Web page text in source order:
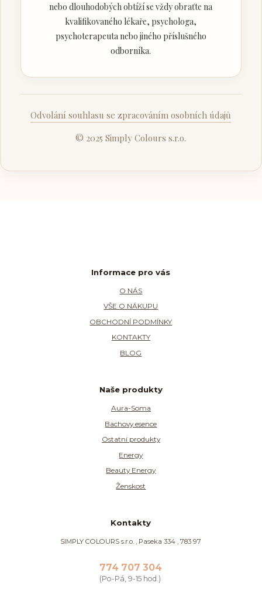
nebo dlouhodobých obtíží se vždy obraťte na
kvalifikovaného lékaře, psychologa,
psychoterapeuta nebo jiného příslušného
odborníka.
Odvolání souhlasu se zpracováním osobních údajů
© 2025 Simply Colours s.r.o.
Informace pro vás
O NÁS
VŠE O NÁKUPU
OBCHODNÍ PODMÍNKY
KONTAKTY
BLOG
Naše produkty
Aura-Soma
Bachovy esence
Ostatní produkty
Energy
Beauty Energy
Ženskost
Kontakty
SIMPLY COLOURS s.r.o. , Paseka 334 , 783 97
774 707 304
(Po-Pá, 9-15 hod.)